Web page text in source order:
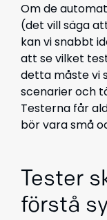
Om de
(det vill säga
kan vi snabbt
att se vilket
detta måste vi
scenarier och
Testerna får
bör vara små
Tester
förstå